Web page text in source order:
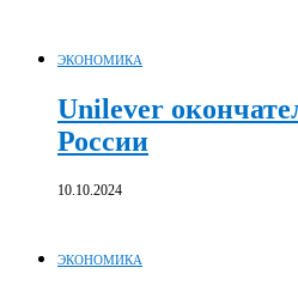
ЭКОНОМИКА
Unilever
России
10.10.2024
ЭКОНОМИКА